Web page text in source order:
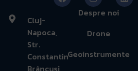
Cluj-
Napoca,
Str.
Constantin
Despre noi
Drone
Geoinstrumente